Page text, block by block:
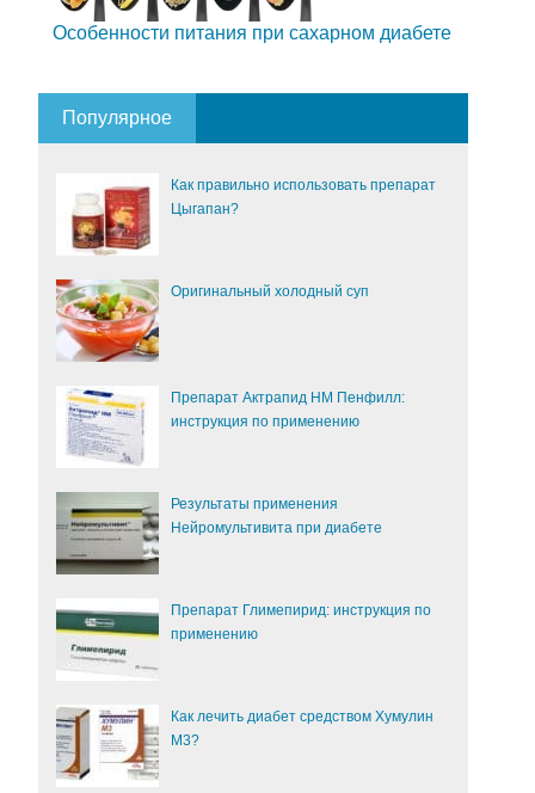
Особенности питания при сахарном диабете
Популярное
Как правильно использовать препарат
Цыгапан?
Оригинальный холодный суп
Препарат Актрапид НМ Пенфилл:
инструкция по применению
Результаты применения
Нейромультивита при диабете
Препарат Глимепирид: инструкция по
применению
Как лечить диабет средством Хумулин
М3?